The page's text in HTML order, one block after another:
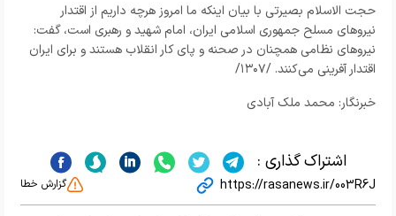
حجت الاسلام بصیرتی با بیان اینکه ما امروز هرچه داریم از اقتدار
نیرو‌های مسلح جمهوری اسلامی ایران، امام شهید و رهبری است، گفت:
نیرو‌های نظامی همچنان در صحنه و پای کار انقلاب هستند و برای ایران
اقتدار آفرینی می‌کنند. /۱۳۰۷/
خبرنگار: محمد ملک آبادی
اشتراک گذاری :
https://rasanews.ir/003R6J گزارش خطا